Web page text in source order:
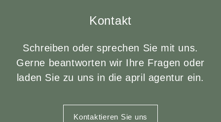
Kontakt
Schreiben oder sprechen Sie mit uns.
Gerne beantworten wir Ihre Fragen oder
laden Sie zu uns in die april agentur ein.
Kontaktieren Sie uns